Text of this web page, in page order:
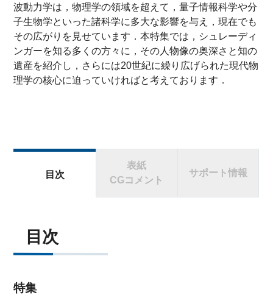
波動力学は，物理学の領域を超えて，量子情報科学や分
子生物学といった諸科学に多大な影響を与え，現在でも
その広がりを見せています．本特集では，シュレーディ
ンガーを知る多くの方々に，その人物像の奥深さと知の
遺産を紹介し，さらには20世紀に繰り広げられた現代物
理学の核心に迫っていければと考えております．
目次
表紙
CGコメント
サポート情報
目次
特集